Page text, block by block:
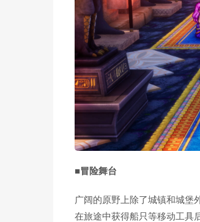
■冒险舞台
广阔的原野上除了城镇和城堡
在旅途中获得船只等移动工具